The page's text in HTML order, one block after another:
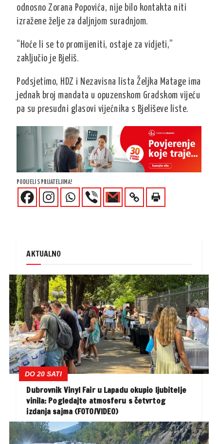
odnosno Zorana Popovića, nije bilo kontakta niti
izražene želje za daljnjom suradnjom.
“Hoće li se to promijeniti, ostaje za vidjeti,”
zaključio je Bjeliš.
Podsjetimo, HDZ i Nezavisna lista Željka Matage ima
jednak broj mandata u opuzenskom Gradskom vijeću
pa su presudni glasovi vijećnika s Bjeliševe liste.
PODIJELI S PRIJATELJIMA!
AKTUALNO
DO 20 SATI
Dubrovnik Vinyl Fair u Lapadu okupio ljubitelje
vinila: Pogledajte atmosferu s četvrtog
izdanja sajma (FOTO/VIDEO)